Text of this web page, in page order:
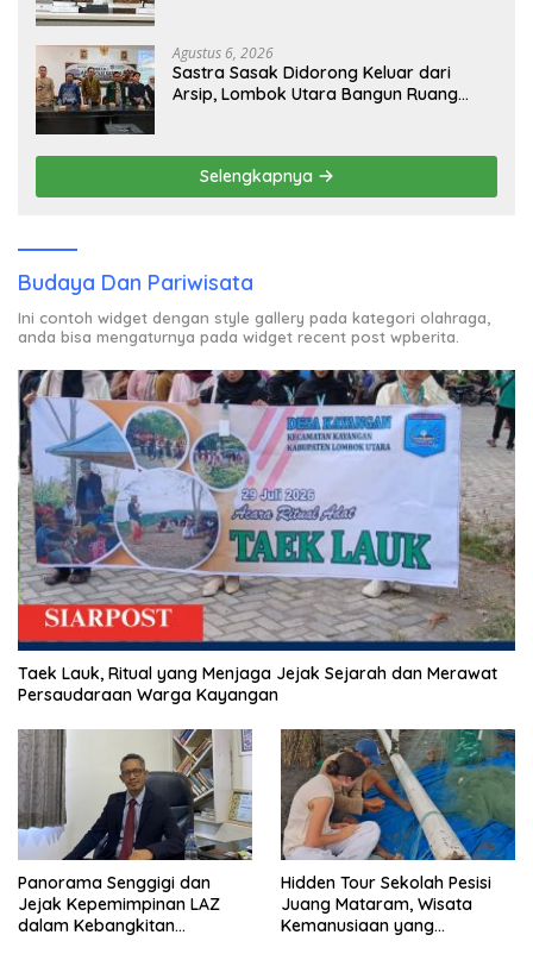
Agustus 6, 2026
Sastra Sasak Didorong Keluar dari
Arsip, Lombok Utara Bangun Ruang
Selengkapnya
Budaya Dan Pariwisata
Ini contoh widget dengan style gallery pada kategori olahraga,
anda bisa mengaturnya pada widget recent post wpberita.
Taek Lauk, Ritual yang Menjaga Jejak Sejarah dan Merawat
Persaudaraan Warga Kayangan
Panorama Senggigi dan
Jejak Kepemimpinan LAZ
dalam Kebangkitan
Hidden Tour Sekolah Pesisi
Juang Mataram, Wisata
Kemanusiaan yang